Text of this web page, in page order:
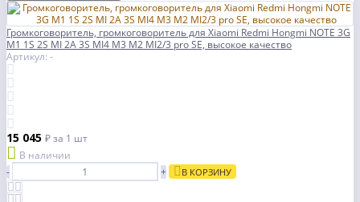
Громкоговоритель, громкоговоритель для Xiaomi Redmi Hongmi NOTE 3G
M1 1S 2S MI 2A 3S MI4 M3 M2 MI2/3 pro SE, высокое качество
Артикул: -
15 045 ₽за 1 шт
В наличии
-
+ В КОРЗИНУ